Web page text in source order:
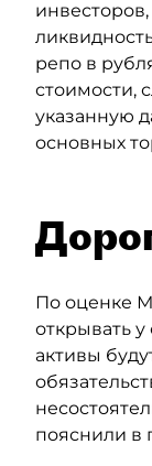
репо в
стоимости,
указанную
основных
По оценке
открывать
активы
пояснили в